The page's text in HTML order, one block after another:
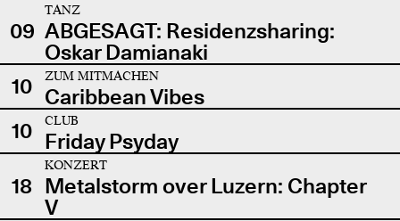
09
TANZ
ABGESAGT: Residenzsharing:
Oskar Damianaki
10
ZUM MITMACHEN
Caribbean Vibes
10
CLUB
Friday Psyday
18
KONZERT
Metalstorm over Luzern: Chapter
V